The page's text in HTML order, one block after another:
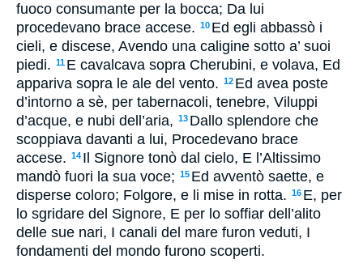
fuoco consumante per la bocca; Da lui
procedevano brace accese. 10 Ed egli abbassò i
cieli, e discese, Avendo una caligine sotto a’ suoi
piedi. 11 E cavalcava sopra Cherubini, e volava, Ed
appariva sopra le ale del vento. 12 Ed avea poste
d’intorno a sè, per tabernacoli, tenebre, Viluppi
d’acque, e nubi dell’aria, 13 Dallo splendore che
scoppiava davanti a lui, Procedevano brace
accese. 14 Il Signore tonò dal cielo, E l’Altissimo
mandò fuori la sua voce; 15 Ed avventò saette, e
disperse coloro; Folgore, e li mise in rotta. 16 E, per
lo sgridare del Signore, E per lo soffiar dell’alito
delle sue nari, I canali del mare furon veduti, I
fondamenti del mondo furono scoperti.